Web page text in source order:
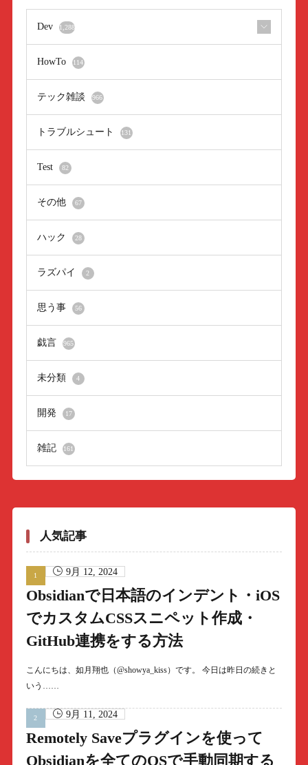
Dev 1,288
HowTo 114
テック雑談 966
トラブルシュート 131
Test 82
その他 67
ハック 28
ラズパイ 2
思う事 56
戯言 965
未分類 4
開発 17
雑記 161
人気記事
9月 12, 2024
Obsidianで日本語のインデント・iOS
でカスタムCSSスニペット作成・
GitHub連携をする方法
こんにちは、如月翔也（@showya_kiss）です。 今日は昨日の続きと
いう……
9月 11, 2024
Remotely Saveプラグインを使って
Obsidianを全てのOSで手動同期する